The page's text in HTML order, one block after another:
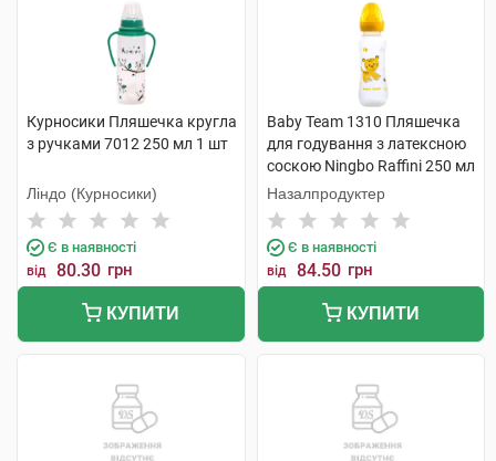
Курносики Пляшечка кругла
з ручками 7012 250 мл 1 шт
Ліндо (Курносики)
Є в наявності
від 80.30 грн
КУПИТИ
Baby Team 1310 Пляшечка
для годування з латексною
соскою Ningbo Raffini 250 мл
1 шт
Назалпродуктер
Є в наявності
від 84.50 грн
КУПИТИ